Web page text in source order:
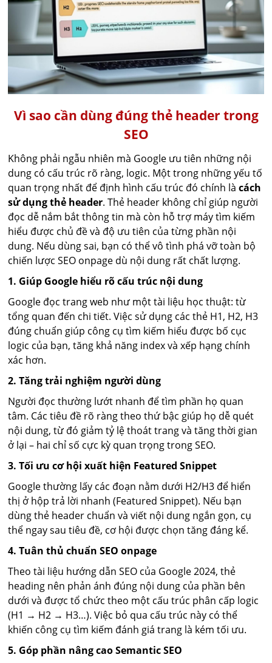
Vì sao cần dùng đúng thẻ header trong
SEO
Không phải ngẫu nhiên mà Google ưu tiên những nội
dung có cấu trúc rõ ràng, logic. Một trong những yếu tố
quan trọng nhất để định hình cấu trúc đó chính làcách
sử dụng thẻ header. Thẻ header không chỉ giúp người
đọc dễ nắm bắt thông tin mà còn hỗ trợ máy tìm kiếm
hiểu được chủ đề và độ ưu tiên của từng phần nội
dung. Nếu dùng sai, bạn có thể vô tình phá vỡ toàn bộ
chiến lược SEO onpage dù nội dung rất chất lượng.
1. Giúp Google hiểu rõ cấu trúc nội dung
Google đọc trang web như một tài liệu học thuật: từ
tổng quan đến chi tiết. Việc sử dụng các thẻ H1, H2, H3
đúng chuẩn giúp công cụ tìm kiếm hiểu được bố cục
logic của bạn, tăng khả năng index và xếp hạng chính
xác hơn.
2. Tăng trải nghiệm người dùng
Người đọc thường lướt nhanh để tìm phần họ quan
tâm. Các tiêu đề rõ ràng theo thứ bậc giúp họ dễ quét
nội dung, từ đó giảm tỷ lệ thoát trang và tăng thời gian
ở lại – hai chỉ số cực kỳ quan trọng trong SEO.
3. Tối ưu cơ hội xuất hiện Featured Snippet
Google thường lấy các đoạn nằm dưới H2/H3 để hiển
thị ở hộp trả lời nhanh (Featured Snippet). Nếu bạn
dùng thẻ header chuẩn và viết nội dung ngắn gọn, cụ
thể ngay sau tiêu đề, cơ hội được chọn tăng đáng kể.
4. Tuân thủ chuẩn SEO onpage
Theo tài liệu hướng dẫn SEO của Google 2024, thẻ
heading nên phản ánh đúng nội dung của phần bên
dưới và được tổ chức theo một cấu trúc phân cấp logic
(H1 → H2 → H3…). Việc bỏ qua cấu trúc này có thể
khiến công cụ tìm kiếm đánh giá trang là kém tối ưu.
5. Góp phần nâng cao Semantic SEO